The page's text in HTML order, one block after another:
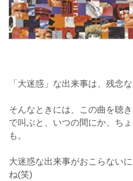
「大迷惑」な出来事は、残念
そんなときには、この曲を聴
で叫ぶと、いつの間にか、ち
も。
大迷惑な出来事がおこらない
ね(笑)